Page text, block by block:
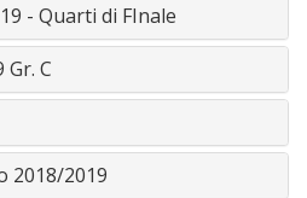
- Quarti di FInale
C
2018/2019